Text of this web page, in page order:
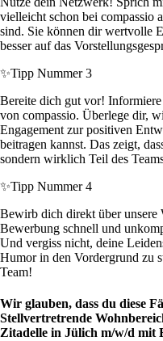
vielleicht schon bei compassio
sind. Sie können dir wertvolle
besser auf das
✨Tipp Nummer 3
Bereite dich gut vor!
von compassio. Überlege dir,
Engagement zur positiven
beitragen kannst. Das zeigt,
sondern wirklich Teil des
✨Tipp Nummer 4
Bewirb dich direkt über unsere
Bewerbung schnell und
Und vergiss nicht, deine
Humor in den Vordergrund zu
Team!
Wir glauben, dass du diese
Stellvertretrende
Zitadelle in Jülich m/w/d mit